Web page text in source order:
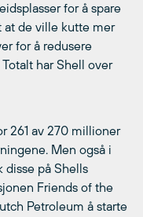
for å spare
at de ville kutte mer
for å redusere
har Shell over
261 av 270 millioner
Men også i
disse på Shells
Friends of the
Petroleum å starte